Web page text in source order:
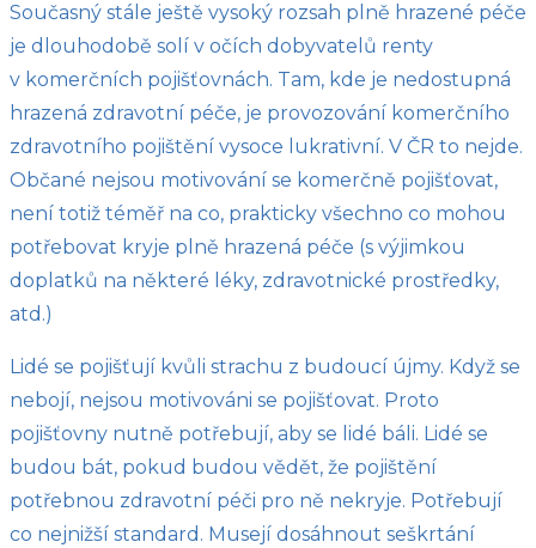
Současný stále ještě vysoký rozsah plně hrazené péče
je dlouhodobě solí v očích dobyvatelů renty
v komerčních pojišťovnách. Tam, kde je nedostupná
hrazená zdravotní péče, je provozování komerčního
zdravotního pojištění vysoce lukrativní. V ČR to nejde.
Občané nejsou motivování se komerčně pojišťovat,
není totiž téměř na co, prakticky všechno co mohou
potřebovat kryje plně hrazená péče (s výjimkou
doplatků na některé léky, zdravotnické prostředky,
atd.)
Lidé se pojišťují kvůli strachu z budoucí újmy. Když se
nebojí, nejsou motivováni se pojišťovat. Proto
pojišťovny nutně potřebují, aby se lidé báli. Lidé se
budou bát, pokud budou vědět, že pojištění
potřebnou zdravotní péči pro ně nekryje. Potřebují
co nejnižší standard. Musejí dosáhnout seškrtání